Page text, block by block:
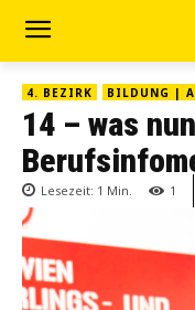
4. BEZIRK BILDUNG |
14 – was
Lesezeit: 1 Min. 1